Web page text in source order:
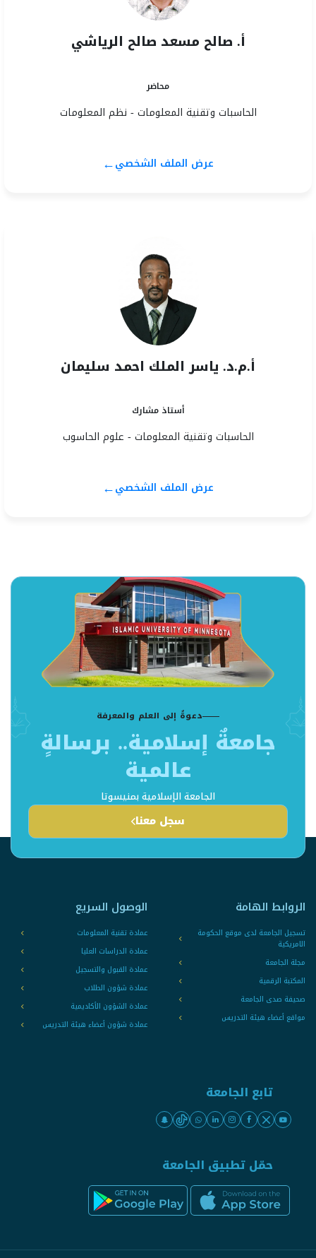
أ. صالح مسعد صالح الرياشي
محاضر
الحاسبات وتقنية المعلومات - نظم المعلومات
عرض الملف الشخصي←
أ.م.د. ياسر الملك احمد سليمان
أستاذ مشارك
الحاسبات وتقنية المعلومات - علوم الحاسوب
عرض الملف الشخصي←
دعوةٌ إلى العلم والمعرفة
جامعةٌ إسلامية.. برسالةٍ
عالمية
الجامعة الإسلامية بمنيسوتا
سجل معنا
الروابط الهامة
تسجيل الجامعة لدى موقع الحكومة
الامريكية
مجلة الجامعة
المكتبة الرقمية
صحيفة صدى الجامعة
مواقع أعضاء هيئة التدريس
الوصول السريع
عمادة تقنية المعلومات
عمادة الدراسات العليا
عمادة القبول والتسجيل
عمادة شؤون الطلاب
عمادة الشؤون الأكاديمية
عمادة شؤون أعضاء هيئة التدريس
تابع الجامعة
حمّل تطبيق الجامعة